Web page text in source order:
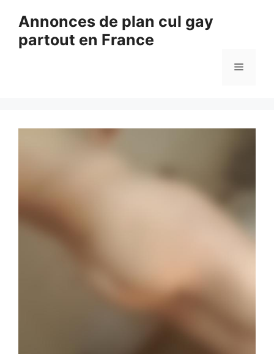
contenu
Annonces de plan cul gay
partout en France
Menu